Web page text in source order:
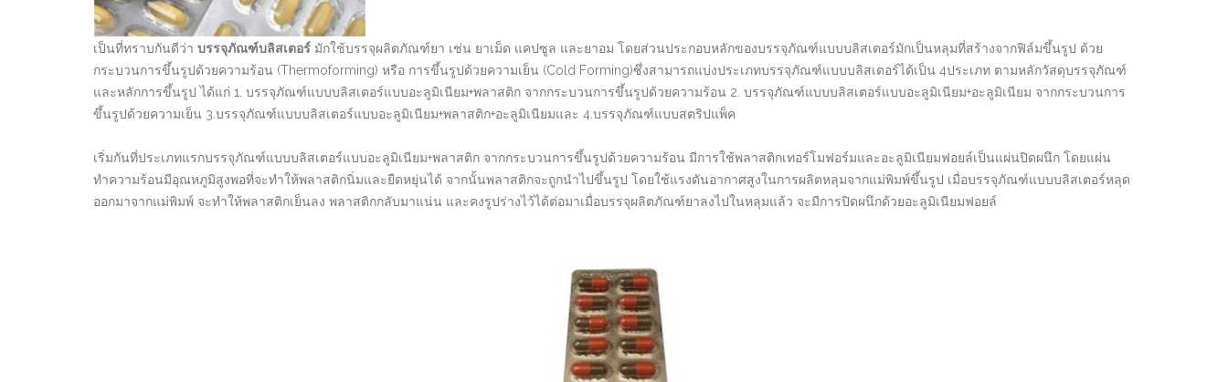
เป็นที่ทราบกันดีว่า บรรจุภัณฑ์บลิสเตอร์ มักใช้บรรจุผลิตภัณฑ์ยา เช่น ยาเม็ด แคปซูล และยาอม โดยส่วนประกอบหลักของบรรจุภัณฑ์แบบบลิสเตอร์มักเป็นหลุมที่สร้างจากฟิล์มขึ้นรูป ด้วย
กระบวนการขึ้นรูปด้วยความร้อน (Thermoforming) หรือ การขึ้นรูปด้วยความเย็น (Cold Forming)ซึ่งสามารถแบ่งประเภทบรรจุภัณฑ์แบบบลิสเตอร์ได้เป็น 4ประเภท ตามหลักวัสดุบรรจุภัณฑ์
และหลักการขึ้นรูป ได้แก่ 1. บรรจุภัณฑ์แบบบลิสเตอร์แบบอะลูมิเนียม+พลาสติก จากกระบวนการขึ้นรูปด้วยความร้อน 2. บรรจุภัณฑ์แบบบลิสเตอร์แบบอะลูมิเนียม+อะลูมิเนียม จากกระบวนการ
ขึ้นรูปด้วยความเย็น 3.บรรจุภัณฑ์แบบบลิสเตอร์แบบอะลูมิเนียม+พลาสติก+อะลูมิเนียมและ 4.บรรจุภัณฑ์แบบสตริปแพ็ค
เริ่มกันที่ประเภทแรกบรรจุภัณฑ์แบบบลิสเตอร์แบบอะลูมิเนียม+พลาสติก จากกระบวนการขึ้นรูปด้วยความร้อน มีการใช้พลาสติกเทอร์โมฟอร์มและอะลูมิเนียมฟอยล์เป็นแผ่นปิดผนึก โดยแผ่น
ทำความร้อนมีอุณหภูมิสูงพอที่จะทำให้พลาสติกนิ่มและยืดหยุ่นได้ จากนั้นพลาสติกจะถูกนำไปขึ้นรูป โดยใช้แรงดันอากาศสูงในการผลิตหลุมจากแม่พิมพ์ขึ้นรูป เมื่อบรรจุภัณฑ์แบบบลิสเตอร์หลุด
ออกมาจากแม่พิมพ์ จะทำให้พลาสติกเย็นลง พลาสติกกลับมาแน่น และคงรูปร่างไว้ได้ต่อมาเมื่อบรรจุผลิตภัณฑ์ยาลงไปในหลุมแล้ว จะมีการปิดผนึกด้วยอะลูมิเนียมฟอยล์